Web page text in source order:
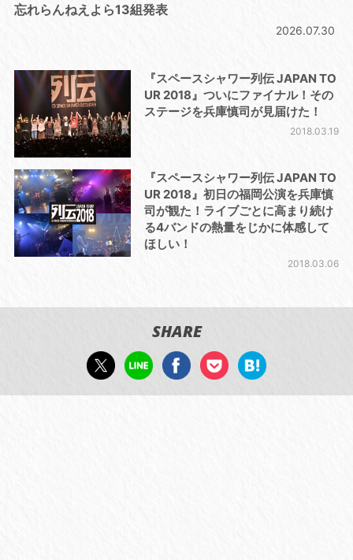
忘れらんねえよら13組発表
2026.07.30
『スペースシャワー列伝 JAPAN TO
UR 2018』ついにファイナル！その
ステージを兵庫慎司が見届けた！
2018.03.19
『スペースシャワー列伝 JAPAN TO
UR 2018』初日の福岡公演を兵庫慎
司が観た！ライブごとに高まり続け
る4バンドの熱量をじかに体感して
ほしい！
2018.03.06
SHARE